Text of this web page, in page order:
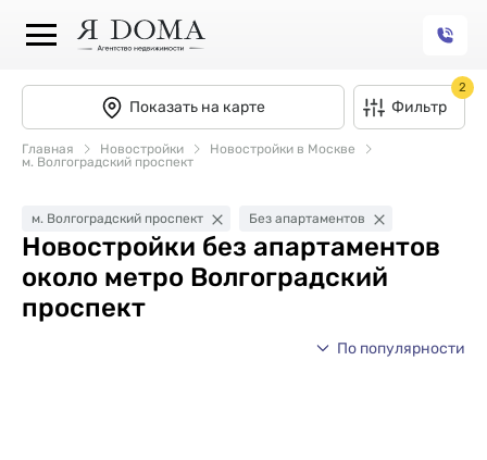
Показать на карте Фильтр
2
Главная Новостройки
Новостройки в Москве
м. Волгоградский проспект
м. Волгоградский проспект Без апартаментов
Новостройки без апартаментов
около метро Волгоградский
проспект
По популярности